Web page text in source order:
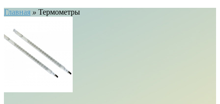
Главная » Термометры